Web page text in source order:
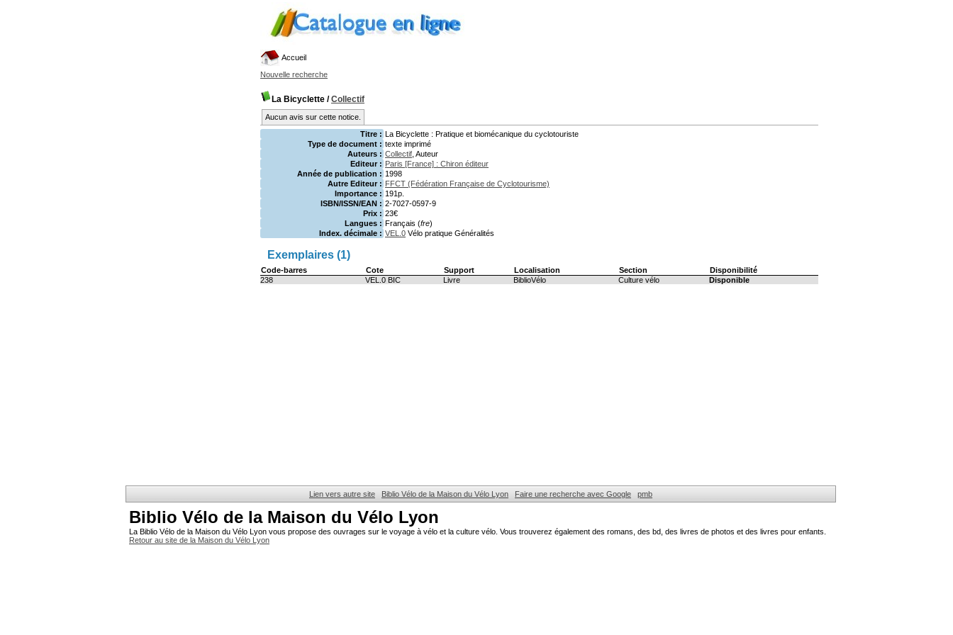
Accueil
Nouvelle recherche
La Bicyclette /Collectif
Aucun avis sur cette notice.
Titre : La Bicyclette : Pratique et biomécanique du cyclotouriste
Type de document : texte imprimé
Auteurs : Collectif , Auteur
Editeur : Paris [France] : Chiron éditeur
Année de publication : 1998
Autre Editeur : FFCT (Fédération Française de Cyclotourisme)
Importance : 191p.
ISBN/ISSN/EAN : 2-7027-0597-9
Prix : 23€
Langues : Français (fre)
Index. décimale : VEL.0 Vélo pratique Généralités
Exemplaires (1)
Code-barres Cote Support Localisation Section
Disponibilité
238
VEL.0 BIC Livre BiblioVélo Culture vélo Disponible
Lien vers autre site Biblio Vélo de la Maison du Vélo Lyon Faire une recherche avec Google pmb
Biblio Vélo de la Maison du Vélo Lyon
La Biblio Vélo de la Maison du Vélo Lyon vous propose des ouvrages sur le voyage à vélo et la culture vélo. Vous trouverez également des romans, des bd, des livres de photos et des livres pour enfants.
Retour au site de la Maison du Vélo Lyon